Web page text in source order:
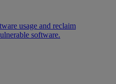
usage and reclaim
software.